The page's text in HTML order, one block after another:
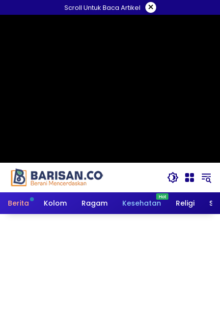
ke
Scroll Untuk Baca Artikel ×
Berita Kolom Ragam Kesehatan Religi